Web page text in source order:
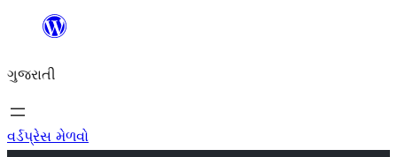
કંટેન્ટ(લખાણ)
જાઓ
ગુજરાતી
વર્ડપ્રેસ મેળવો